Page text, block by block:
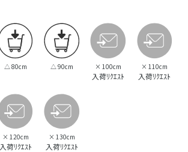
△ 80cm △ 90cm × 100cm
入荷ﾘｸｴｽﾄ
× 110cm
入荷ﾘｸｴｽﾄ
× 120cm
入荷ﾘｸｴｽﾄ
× 130cm
入荷ﾘｸｴｽﾄ